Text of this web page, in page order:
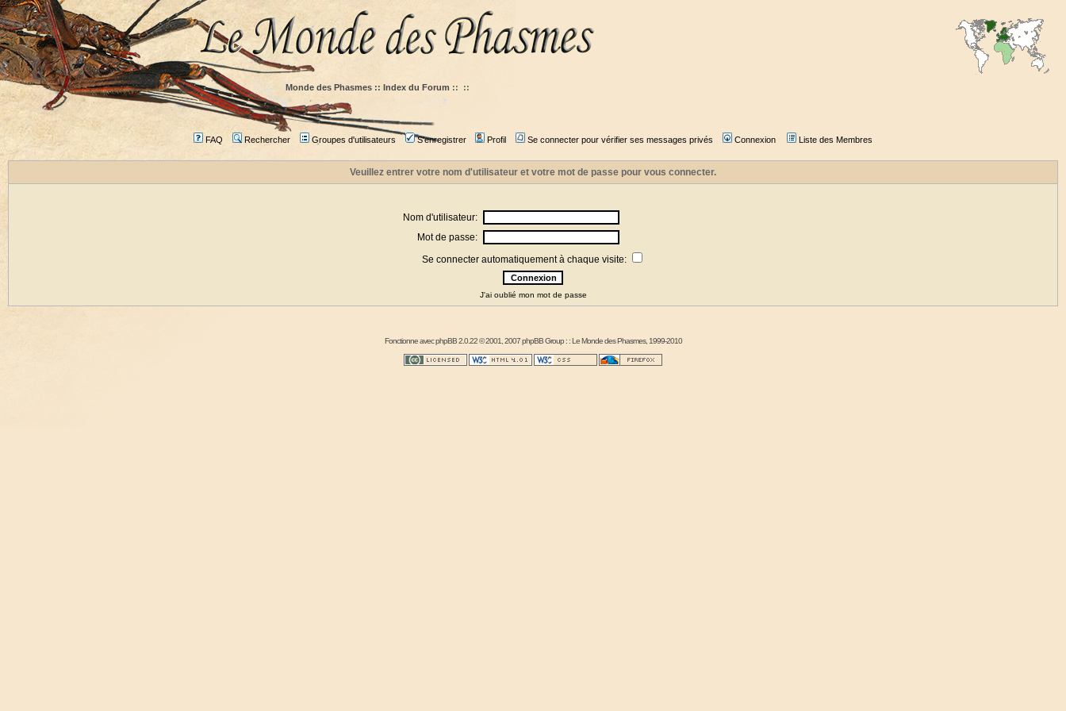
Monde des Phasmes :: Index du Forum :: ::
FAQ Rechercher Groupes d'utilisateurs S'enregistrer Profil Se connecter pour vérifier ses messages privés Connexion Liste des Membres
Veuillez entrer votre nom d'utilisateur et votre mot de passe pour vous connecter.
Nom d'utilisateur:
Mot de passe:
Se connecter automatiquement à chaque visite:
J'ai oublié mon mot de passe
Fonctionne avecphpBB2.0.22 © 2001, 2007 phpBB Group : :Le Monde des Phasmes, 1999-2010